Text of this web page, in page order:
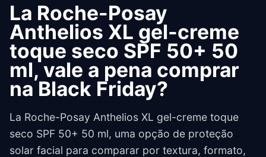
La Roche-Posay
Anthelios XL gel-creme
toque seco SPF 50+ 50
ml, vale a pena comprar
na Black Friday?
La Roche-Posay Anthelios XL gel-creme toque
seco SPF 50+ 50 ml, uma opção de proteção
solar facial para comparar por textura, formato,